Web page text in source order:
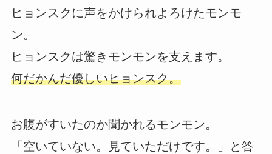
ヒョンスクに声をかけられよろけたモンモ
ン。
ヒョンスクは驚きモンモンを支えます。
何だかんだ優しいヒョンスク。
お腹がすいたのか聞かれるモンモン。
「空いていない。見ていただけです。」と答